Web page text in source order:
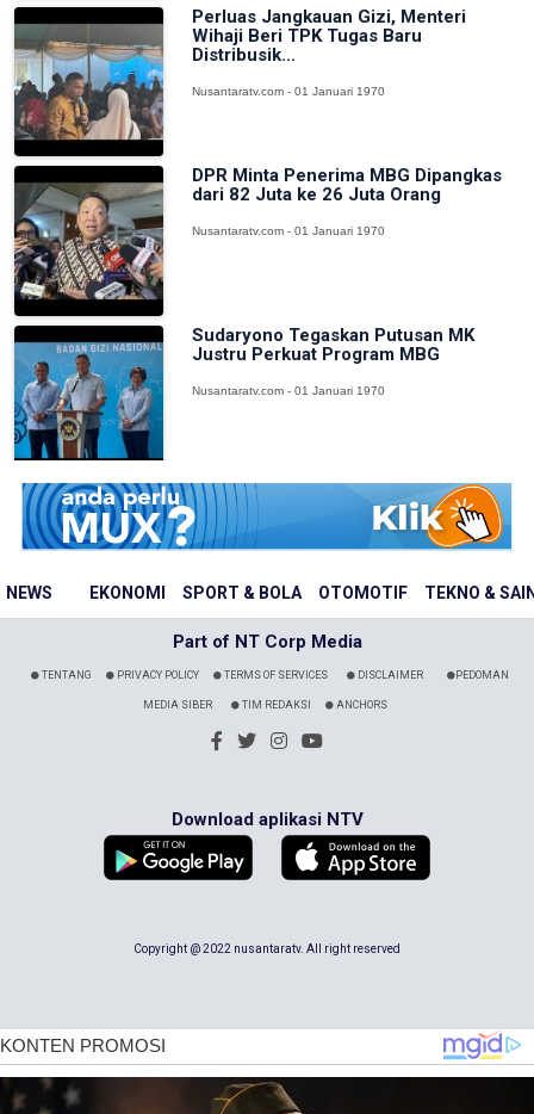
NEWS EKONOMI SPORT & BOLA OTOMOTIF TEKNO &
Perluas Jangkauan Gizi, Menteri
Wihaji Beri TPK Tugas Baru
Distribusik...
Nusantaratv.com - 01 Januari 1970
DPR Minta Penerima MBG Dipangkas
dari 82 Juta ke 26 Juta Orang
Nusantaratv.com - 01 Januari 1970
Sudaryono Tegaskan Putusan MK
Justru Perkuat Program MBG
Nusantaratv.com - 01 Januari 1970
Part of NT Corp Media
TENTANG PRIVACY POLICY TERMS OF SERVICES DISCLAIMER PEDOMAN
MEDIA SIBER TIM REDAKSI ANCHORS
Download aplikasi NTV
Copyright @ 2022 nusantaratv. All right reserved